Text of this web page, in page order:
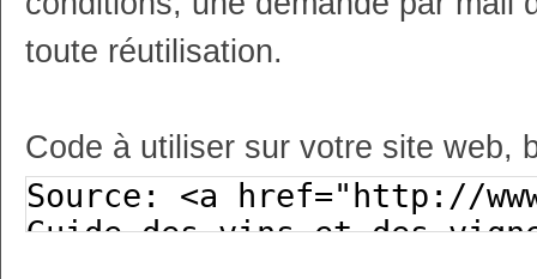
toute réutilisation.
Code à utiliser sur votre site web,